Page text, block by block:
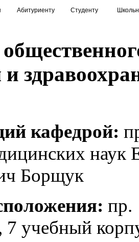
Абитуриенту Студенту
и
кафедрой:
наук
Борщук
пр.
7 учебный